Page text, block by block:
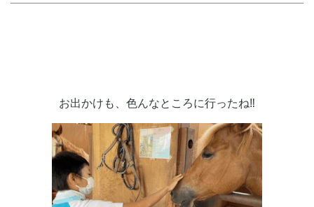
お出かけも、色んなところに行ったね‼️